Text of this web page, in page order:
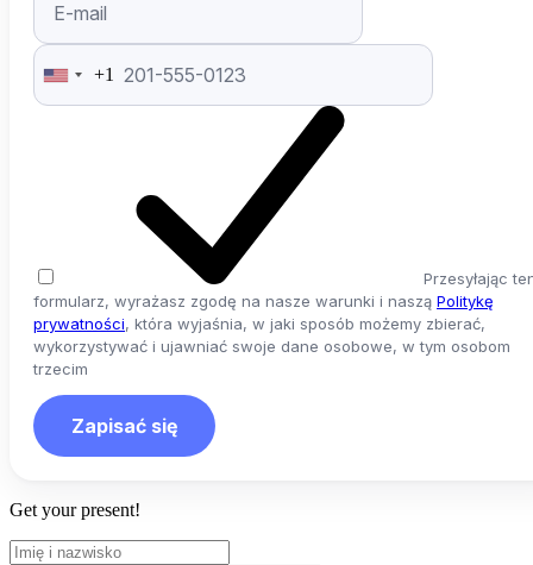
United
States
+1
Przesyłając
formularz, wyrażasz zgodę na nasze warunki i naszą Politykę
prywatności, która wyjaśnia, w jaki sposób możemy zbierać,
wykorzystywać i ujawniać swoje dane osobowe, w tym osobom
trzecim
Zapisać się
Get your present!